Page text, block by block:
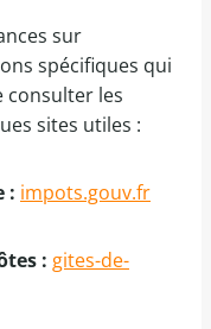
sur
spécifiques qui
consulter les
sites utiles :
: impots.gouv.fr
: gites-de-